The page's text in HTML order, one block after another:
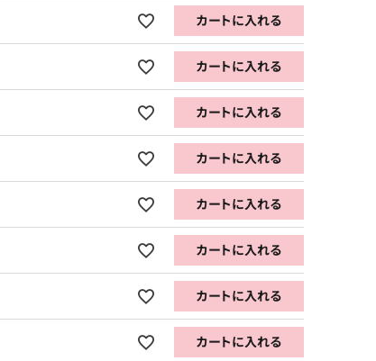
カートに入れる
カートに入れる
カートに入れる
カートに入れる
カートに入れる
カートに入れる
カートに入れる
カートに入れる